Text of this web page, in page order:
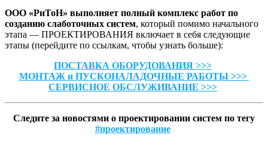
ООО «РиТоН» выполняет полный комплекс работ по
созданию слаботочных систем, который помимо начального
этапа — ПРОЕКТИРОВАНИЯ включает в себя следующие
этапы (перейдите по ссылкам, чтобы узнать больше):
ПОСТАВКА ОБОРУДОВАНИЯ >>>
МОНТАЖ и ПУСКОНАЛАДОЧНЫЕ РАБОТЫ >>>
СЕРВИСНОЕ ОБСЛУЖИВАНИЕ >>>
Следите за новостями о проектировании систем по тегу
#проектирование